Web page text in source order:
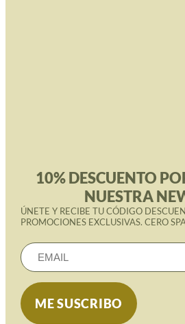
10% DESCUENTO
NUESTRA
ÚNETE Y RECIBE TU CÓDIGO
PROMOCIONES EXCLUSIVAS. CERO